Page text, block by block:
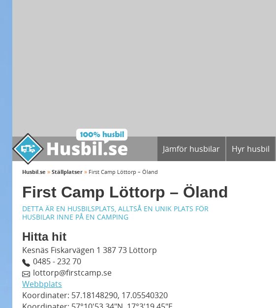
Jämför husbilar Hyr husbil
Husbil.se » Ställplatser » First Camp Löttorp – Öland
First Camp Löttorp – Öland
DETTA ÄR EN HUSBILSPLATS, ALLTSÅ EN UNIK PLATS FÖR
HUSBILAR INNE PÅ EN CAMPING
Hitta hit
Kesnäs Fiskarvägen 1 387 73 Löttorp
0485 - 232 70
lottorp@firstcamp.se
Webbplats
Koordinater: 57.18148290, 17.05540320